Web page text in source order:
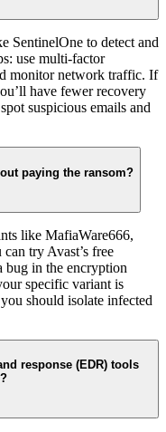
SentinelOne to detect and
use multi-factor
monitor network traffic. If
have fewer recovery
suspicious emails and
paying the ransom?
like MafiaWare666,
try Avast’s free
bug in the encryption
specific variant is
should isolate infected
response (EDR) tools